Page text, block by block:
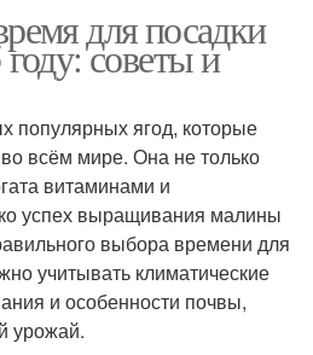
для посадки
советы и
популярных ягод, которые
всём мире. Она не только
витаминами и
успех выращивания малины
выбора времени для
учитывать климатические
и особенности почвы,
урожай.